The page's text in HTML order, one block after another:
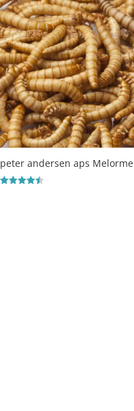
peter andersen aps Melorme